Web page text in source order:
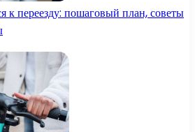
к переезду: пошаговый план, советы